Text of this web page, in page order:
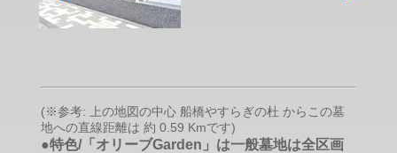
(※参考: 上の地図の中心 船橋やすらぎの杜 からこの墓
地への直線距離は 約 0.59 Kmです)
●特色/「オリーブGarden」は一般墓地は全区画